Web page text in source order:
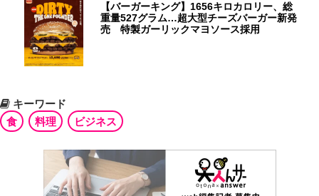
【バーガーキング】1656キロカロリー、総
重量527グラム…超大型チーズバーガー新発
売 特製ガーリックマヨソース採用
キーワード
食
料理 ビジネス